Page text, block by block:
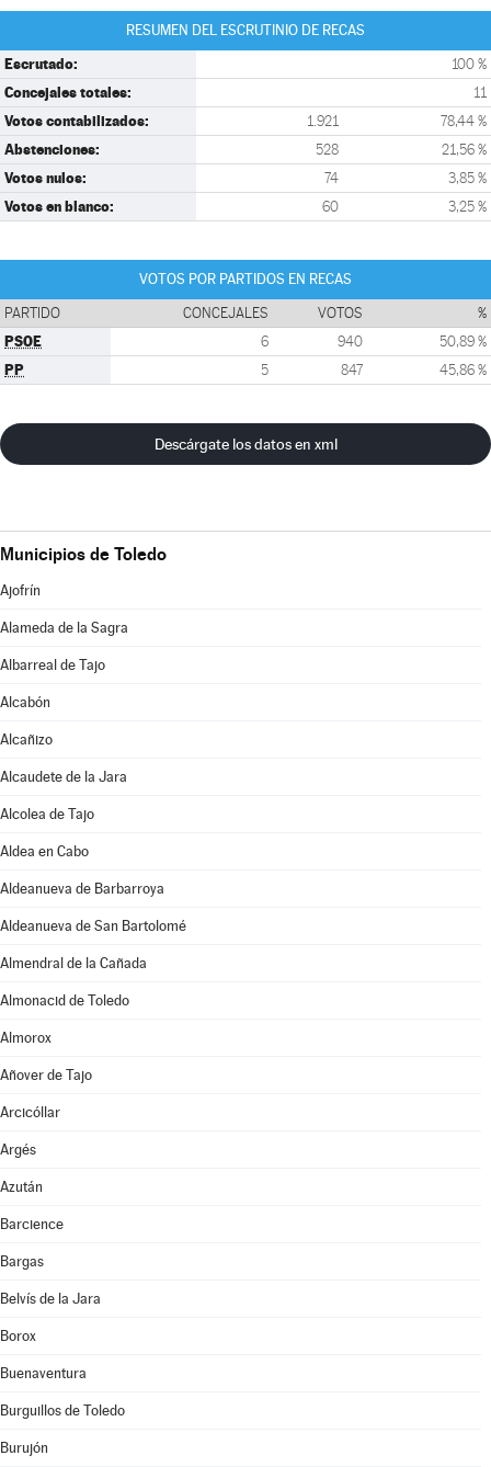
RESUMEN DEL ESCRUTINIO DE RECAS
Escrutado: 100 %
Concejales totales: 11
Votos contabilizados: 1.921 78,44 %
Abstenciones: 528 21,56 %
Votos nulos: 74 3,85 %
Votos en blanco: 60 3,25 %
VOTOS POR PARTIDOS EN RECAS
PARTIDO CONCEJALES VOTOS %
PSOE 6 940 50,89 %
PP 5 847 45,86 %
Descárgate los datos en xml
Municipios de Toledo
Ajofrín
Alameda de la Sagra
Albarreal de Tajo
Alcabón
Alcañizo
Alcaudete de la Jara
Alcolea de Tajo
Aldea en Cabo
Aldeanueva de Barbarroya
Aldeanueva de San Bartolomé
Almendral de la Cañada
Almonacid de Toledo
Almorox
Añover de Tajo
Arcicóllar
Argés
Azután
Barcience
Bargas
Belvís de la Jara
Borox
Buenaventura
Burguillos de Toledo
Burujón